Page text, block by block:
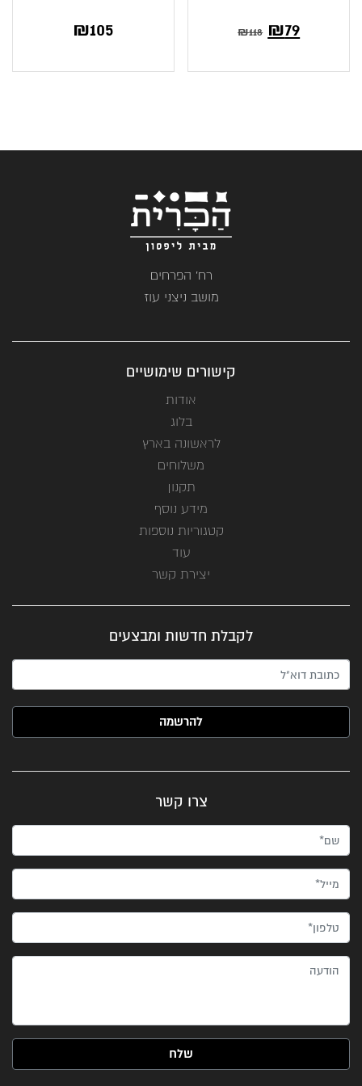
₪118 ₪79
₪105
רח' הפרחים
מושב ניצני עוז
קישורים שימושיים
אודות
בלוג
לראשונה בארץ
משלוחים
תקנון
מידע נוסף
קטגוריות נוספות
עוד
יצירת קשר
לקבלת חדשות ומבצעים
האימייל שלך (חובה)
צרו קשר